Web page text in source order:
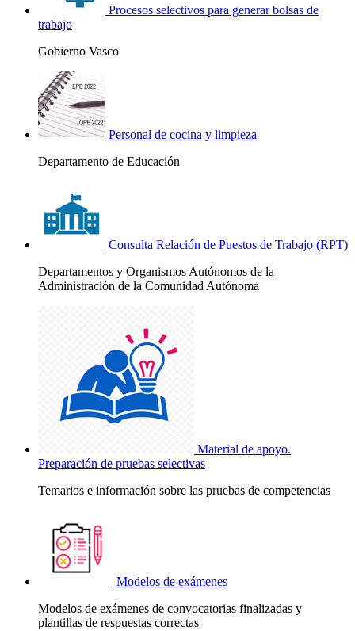
Procesos selectivos para generar bolsas de
trabajo
Gobierno Vasco
Personal de cocina y limpieza
Departamento de Educación
Consulta Relación de Puestos de Trabajo (RPT)
Departamentos y Organismos Autónomos de la
Administración de la Comunidad Autónoma
Material de apoyo.
Preparación de pruebas selectivas
Temarios e información sobre las pruebas de competencias
Modelos de exámenes
Modelos de exámenes de convocatorias finalizadas y
plantillas de respuestas correctas